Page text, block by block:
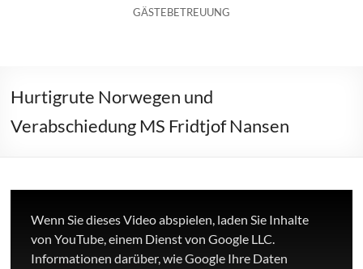
GÄSTEBETREUUNG
Hurtigrute Norwegen und
Verabschiedung MS Fridtjof Nansen
Wenn Sie dieses Video abspielen, laden Sie Inhalte
von YouTube, einem Dienst von Google LLC.
Informationen darüber, wie Google Ihre Daten